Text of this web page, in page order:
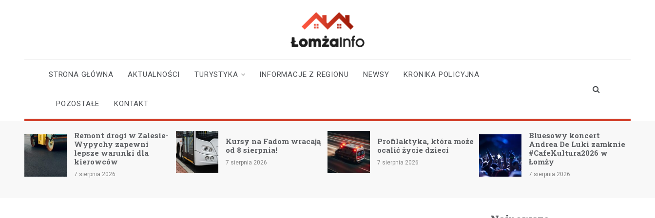
i okolicy
STRONA GŁÓWNA AKTUALNOŚCI TURYSTYKA INFORMACJE Z REGIONU NEWSY KRONIKA POLICYJNA
POZOSTAŁE KONTAKT
Remont drogi w Zalesie-
Wypychy zapewni
lepsze warunki dla
kierowców
7 sierpnia 2026
Kursy na Fadom wracają
od 8 sierpnia!
7 sierpnia 2026
Profilaktyka, która może
ocalić życie dzieci
7 sierpnia 2026
Bluesowy koncert
Andrea De Luki zamknie
#CafeKultura2026 w
Łomży
7 sierpnia 2026